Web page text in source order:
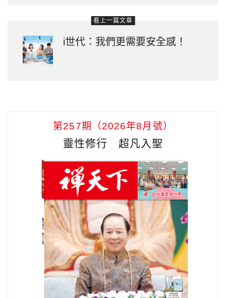
看上一篇文章
i世代：我們更需要安全感！
第257期（2026年8月號）
靈性修行 超凡入聖